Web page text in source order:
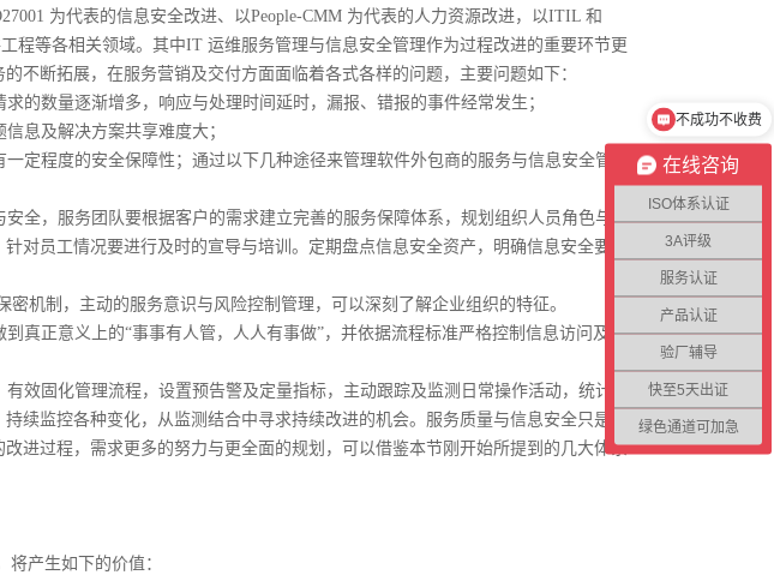
为代表的信息安全改进、以People-CMM 为代表的人力资源改进，以ITIL 和
程等各相关领域。其中IT 运维服务管理与信息安全管理作为过程改进的重要环节更
不断拓展，在服务营销及交付方面面临着各式各样的问题，主要问题如下：
数量逐渐增多，响应与处理时间延时，漏报、错报的事件经常发生；
息及解决方案共享难度大；
程度的安全保障性；通过以下几种途径来管理软件外包商的服务与信息安全管
，服务团队要根据客户的需求建立完善的服务保障体系，规划组织人员角色与职
对员工情况要进行及时的宣导与培训。定期盘点信息安全资产，明确信息安全要
制，主动的服务意识与风险控制管理，可以深刻了解企业组织的特征。
正意义上的“事事有人管，人人有事做”，并依据流程标准严格控制信息访问及资
固化管理流程，设置预告警及定量指标，主动跟踪及监测日常操作活动，统计与
续监控各种变化，从监测结合中寻求持续改进的机会。服务质量与信息安全只是软
进过程，需求更多的努力与更全面的规划，可以借鉴本节刚开始所提到的几大体系
产生如下的价值：
在线咨询
ISO体系认证
3A评级
服务认证
产品认证
验厂辅导
快至5天出证
绿色通道可加急
不成功不收费